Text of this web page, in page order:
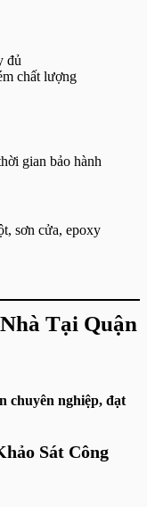
đủ
chất lượng
gian bảo hành
sơn cửa, epoxy
Tại Quận
chuyên nghiệp, đạt
Sát Công